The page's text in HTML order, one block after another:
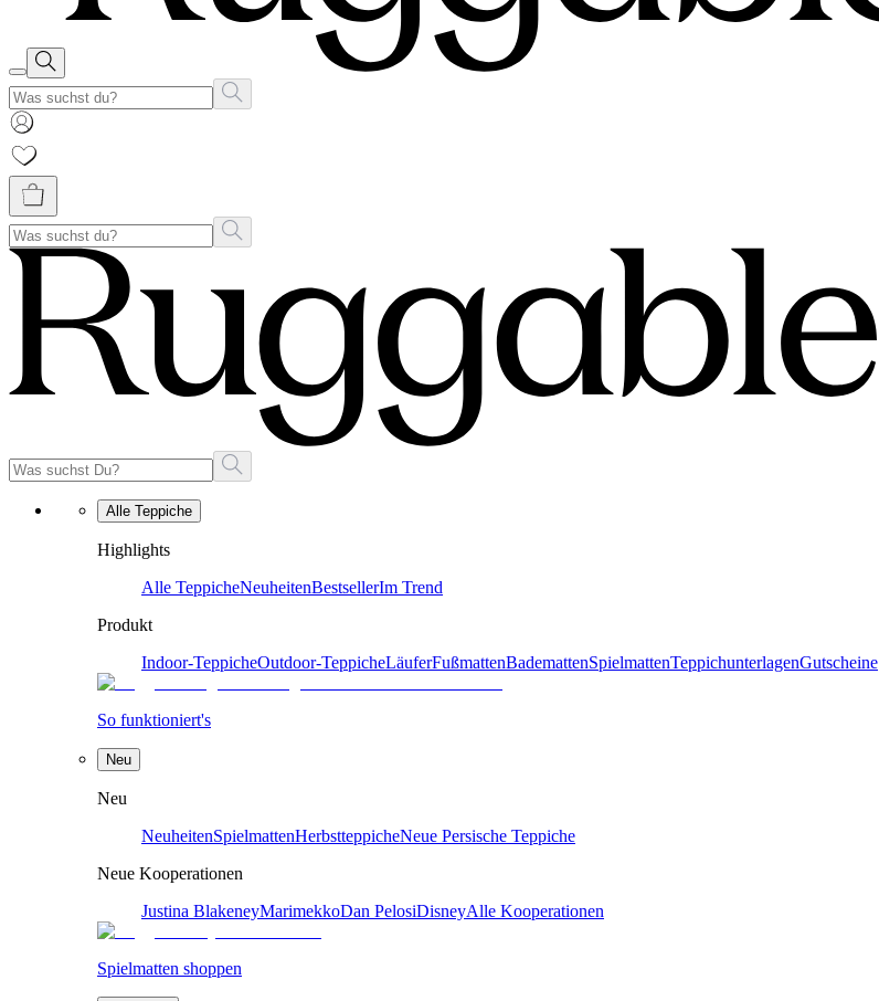
Alle Teppiche
Highlights
Alle TeppicheNeuheitenBestsellerIm Trend
Produkt
Indoor-TeppicheOutdoor-TeppicheLäuferFußmattenBademattenSpielmattenTeppichunterlagenGutscheine
So funktioniert's
Neu
Neu
NeuheitenSpielmattenHerbstteppicheNeue Persische Teppiche
Neue Kooperationen
Justina BlakeneyMarimekkoDan PelosiDisneyAlle Kooperationen
Spielmatten shoppen